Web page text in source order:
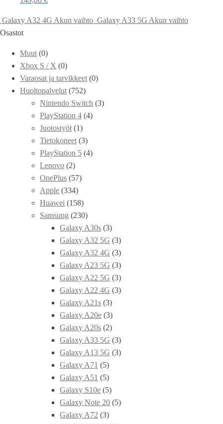
Galaxy A32 4G Akun vaihto Galaxy A33 5G Akun vaihto
Osastot
Muut (0)
Xbox S / X (0)
Varaosat ja tarvikkeet (0)
Huoltopalvelut (752)
Nintendo Switch (3)
PlayStation 4 (4)
Juotostyöt (1)
Tietokoneet (3)
PlayStation 5 (4)
Lenovo (2)
OnePlus (57)
Apple (334)
Huawei (158)
Samsung (230)
Galaxy A30s (3)
Galaxy A32 5G (3)
Galaxy A32 4G (3)
Galaxy A23 5G (3)
Galaxy A22 5G (3)
Galaxy A22 4G (3)
Galaxy A21s (3)
Galaxy A20e (3)
Galaxy A20s (2)
Galaxy A33 5G (3)
Galaxy A13 5G (3)
Galaxy A71 (5)
Galaxy A51 (5)
Galaxy S10e (5)
Galaxy Note 20 (5)
Galaxy A72 (3)